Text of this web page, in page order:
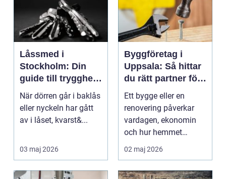
Låssmed i
Stockholm: Din
guide till trygghet
och säkerhet
När dörren går i baklås
eller nyckeln har gått
av i låset, kvarst&...
03 maj 2026
Byggföretag i
Uppsala: Så hittar
du rätt partner för
ditt projekt
Ett bygge eller en
renovering påverkar
vardagen, ekonomin
och hur hemmet
fungerar under l&arin...
02 maj 2026